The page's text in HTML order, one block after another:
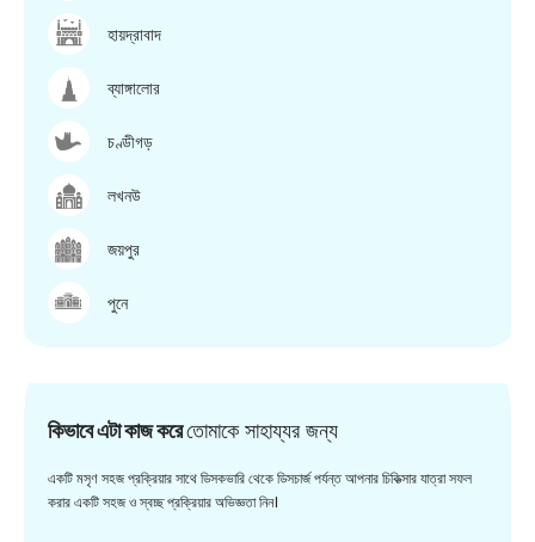
হায়দ্রাবাদ
ব্যাঙ্গালোর
চণ্ডীগড়
লখনউ
জয়পুর
পুনে
কিভাবে এটা কাজ করেতোমাকে সাহায্যর জন্য
একটি মসৃণ সহজ প্রক্রিয়ার সাথে ডিসকভারি থেকে ডিসচার্জ পর্যন্ত আপনার চিকিত্সার যাত্রা সফল
করার একটি সহজ ও স্বচ্ছ প্রক্রিয়ার অভিজ্ঞতা নিন।